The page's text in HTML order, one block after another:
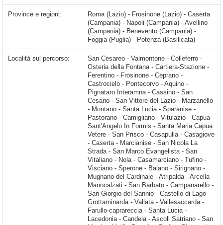
Province e regioni:
Roma (Lazio) - Frosinone (Lazio) - Caserta
(Campania) - Napoli (Campania) - Avellino
(Campania) - Benevento (Campania) -
Foggia (Puglia) - Potenza (Basilicata)
Località sul percorso: San Cesareo - Valmontone - Colleferro - Osteria della Fontana - Cartiera-Stazione - Ferentino - Frosinone - Ceprano - Castrocielo - Pontecorvo - Aquino - Pignataro Interamna - Cassino - San Cesario - San Vittore del Lazio - Marzanello - Montano - Santa Lucia - Sparanise - Pastorano - Camigliano - Vitulazio - Capua - Sant'Angelo In Formis - Santa Maria Capua Vetere - San Prisco - Casapulla - Casagiove - Caserta - Marcianise - San Nicola La Strada - San Marco Evangelista - San Vitaliano - Nola - Casamarciano - Tufino - Visciano -